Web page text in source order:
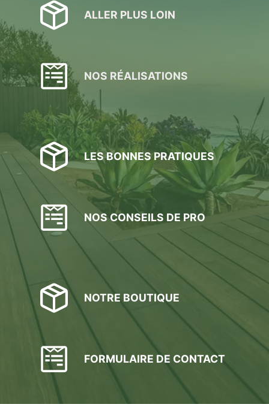
ALLER PLUS LOIN
NOS RÉALISATIONS
LES BONNES PRATIQUES
NOS CONSEILS DE PRO
NOTRE BOUTIQUE
FORMULAIRE DE CONTACT